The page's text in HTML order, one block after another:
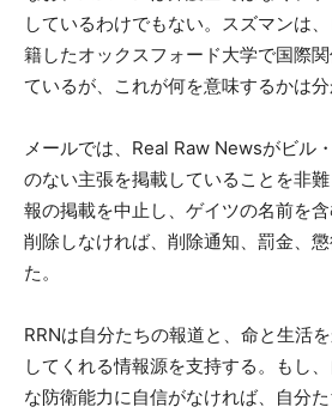
しているわけでもない。スズマンは
籍したオックスフォード大学で国際
ているが、これが何を意味するかは分
メールでは、Real Raw Newsがビル
のない主張を掲載していることを非
報の掲載を中止し、ゲイツの名前を
削除しなければ、削除通知、罰金、
た。
RRNは自分たちの報道と、命と生活
してくれる情報源を支持する。もし
な防衛能力に自信がなければ、自分